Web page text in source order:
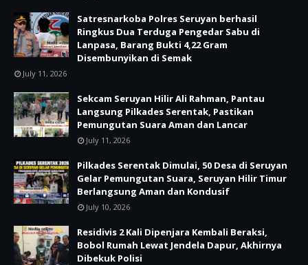
Satresnarkoba Polres Seruyan berhasil
Ringkus Dua Terduga Pengedar Sabu di
Lanpasa, Barang Bukti 4,22 Gram
Disembunyikan di Semak
July 11, 2026
Sekcam Seruyan Hilir Ali Rahman, Pantau
Langsung Pilkades Serentak, Pastikan
Pemungutan Suara Aman dan Lancar
July 11, 2026
Pilkades Serentak Dimulai, 50 Desa di Seruyan
Gelar Pemungutan Suara, Seruyan Hilir Timur
Berlangsung Aman dan Kondusif
July 10, 2026
Residivis 2 Kali Dipenjara Kembali Beraksi,
Bobol Rumah Lewat Jendela Dapur, Akhirnya
Dibekuk Polisi